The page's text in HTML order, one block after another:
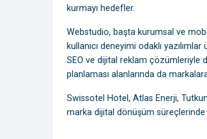
kurmayı hedefler.
Webstudio, başta kurumsal ve
kullanıcı deneyimi odaklı
SEO ve dijital reklam çözümleriyle
planlaması alanlarında da
Swissotel Hotel, Atlas Enerji,
marka dijital dönüşüm süreçlerinde